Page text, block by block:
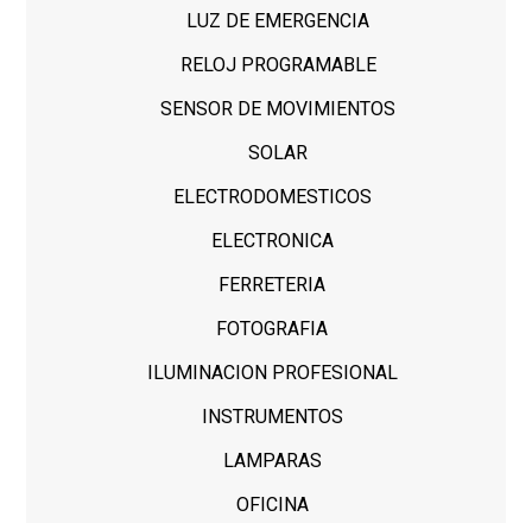
LUZ DE EMERGENCIA
RELOJ PROGRAMABLE
SENSOR DE MOVIMIENTOS
SOLAR
ELECTRODOMESTICOS
ELECTRONICA
FERRETERIA
FOTOGRAFIA
ILUMINACION PROFESIONAL
INSTRUMENTOS
LAMPARAS
OFICINA